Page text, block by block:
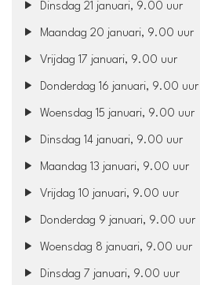
Dinsdag 21 januari, 9.00 uur
Maandag 20 januari, 9.00 uur
Vrijdag 17 januari, 9.00 uur
Donderdag 16 januari, 9.00 uur
Woensdag 15 januari, 9.00 uur
Dinsdag 14 januari, 9.00 uur
Maandag 13 januari, 9.00 uur
Vrijdag 10 januari, 9.00 uur
Donderdag 9 januari, 9.00 uur
Woensdag 8 januari, 9.00 uur
Dinsdag 7 januari, 9.00 uur